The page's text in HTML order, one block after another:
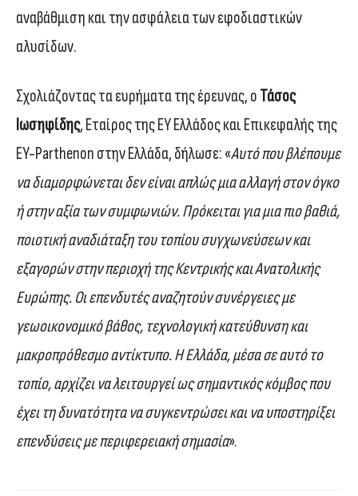
αναβάθμιση και την ασφάλεια των εφοδιαστικών
αλυσίδων.
Σχολιάζοντας τα ευρήματα της έρευνας, ο Τάσος
Ιωσηφίδης, Εταίρος της EY Ελλάδος και Επικεφαλής της
EY-Parthenon στην Ελλάδα, δήλωσε: «Αυτό που βλέπουμε
να διαμορφώνεται δεν είναι απλώς μια αλλαγή στον όγκο
ή στην αξία των συμφωνιών. Πρόκειται για μια πιο βαθιά,
ποιοτική αναδιάταξη του τοπίου συγχωνεύσεων και
εξαγορών στην περιοχή της Κεντρικής και Ανατολικής
Ευρώπης. Οι επενδυτές αναζητούν συνέργειες με
γεωοικονομικό βάθος, τεχνολογική κατεύθυνση και
μακροπρόθεσμο αντίκτυπο. Η Ελλάδα, μέσα σε αυτό το
τοπίο, αρχίζει να λειτουργεί ως σημαντικός κόμβος που
έχει τη δυνατότητα να συγκεντρώσει και να υποστηρίξει
επενδύσεις με περιφερειακή σημασία».